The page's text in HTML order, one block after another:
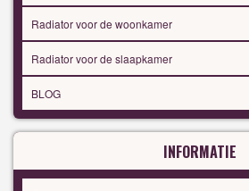
Radiator voor de woonkamer
Radiator voor de slaapkamer
BLOG
INFORMATIE